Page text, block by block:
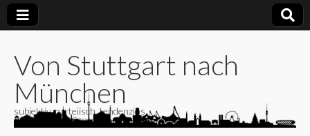
Von Stuttgart nach
München
subjektiv, parteiisch, tendenziös